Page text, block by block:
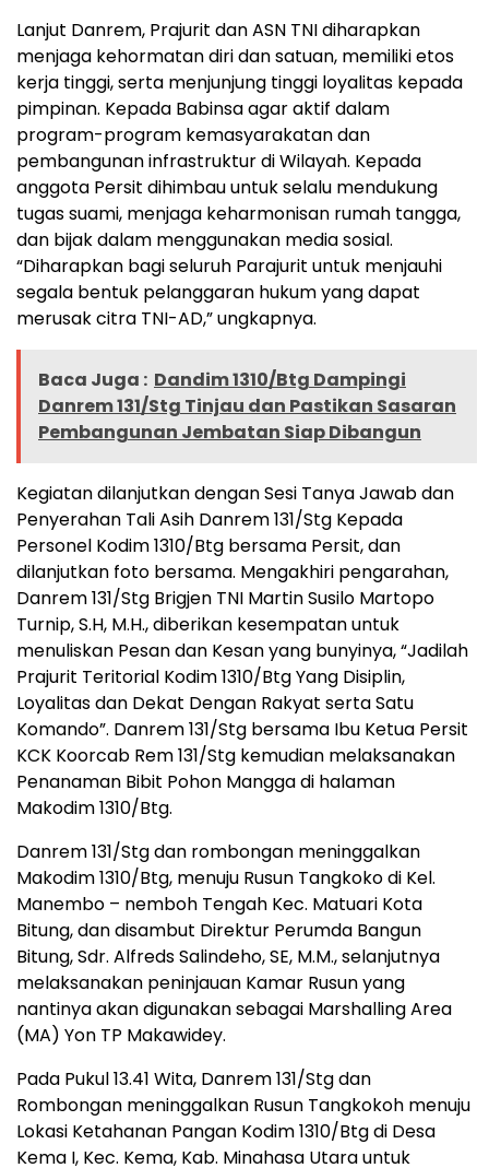
Lanjut Danrem, Prajurit dan ASN TNI diharapkan
menjaga kehormatan diri dan satuan, memiliki etos
kerja tinggi, serta menjunjung tinggi loyalitas kepada
pimpinan. Kepada Babinsa agar aktif dalam
program-program kemasyarakatan dan
pembangunan infrastruktur di Wilayah. Kepada
anggota Persit dihimbau untuk selalu mendukung
tugas suami, menjaga keharmonisan rumah tangga,
dan bijak dalam menggunakan media sosial.
“Diharapkan bagi seluruh Parajurit untuk menjauhi
segala bentuk pelanggaran hukum yang dapat
merusak citra TNI-AD,” ungkapnya.
Baca Juga : Dandim 1310/Btg Dampingi
Danrem 131/Stg Tinjau dan Pastikan Sasaran
Pembangunan Jembatan Siap Dibangun
Kegiatan dilanjutkan dengan Sesi Tanya Jawab dan
Penyerahan Tali Asih Danrem 131/Stg Kepada
Personel Kodim 1310/Btg bersama Persit, dan
dilanjutkan foto bersama. Mengakhiri pengarahan,
Danrem 131/Stg Brigjen TNI Martin Susilo Martopo
Turnip, S.H, M.H., diberikan kesempatan untuk
menuliskan Pesan dan Kesan yang bunyinya, “Jadilah
Prajurit Teritorial Kodim 1310/Btg Yang Disiplin,
Loyalitas dan Dekat Dengan Rakyat serta Satu
Komando”. Danrem 131/Stg bersama Ibu Ketua Persit
KCK Koorcab Rem 131/Stg kemudian melaksanakan
Penanaman Bibit Pohon Mangga di halaman
Makodim 1310/Btg.
Danrem 131/Stg dan rombongan meninggalkan
Makodim 1310/Btg, menuju Rusun Tangkoko di Kel.
Manembo – nemboh Tengah Kec. Matuari Kota
Bitung, dan disambut Direktur Perumda Bangun
Bitung, Sdr. Alfreds Salindeho, SE, M.M., selanjutnya
melaksanakan peninjauan Kamar Rusun yang
nantinya akan digunakan sebagai Marshalling Area
(MA) Yon TP Makawidey.
Pada Pukul 13.41 Wita, Danrem 131/Stg dan
Rombongan meninggalkan Rusun Tangkokoh menuju
Lokasi Ketahanan Pangan Kodim 1310/Btg di Desa
Kema I, Kec. Kema, Kab. Minahasa Utara untuk